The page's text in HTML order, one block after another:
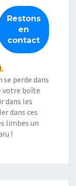
perde dans
votre boîte
dans les
dans ces
limbes un
!